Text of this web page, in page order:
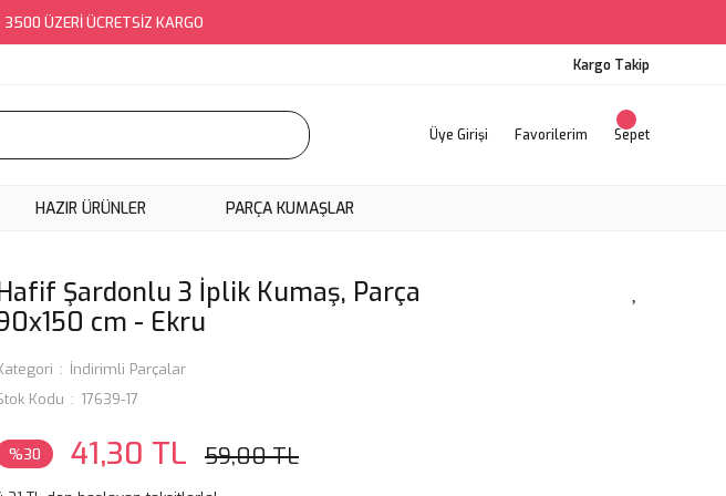
ÜZERİ ÜCRETSİZ KARGO
Kargo Takip
Üye Girişi Favorilerim Sepet
HAZIR ÜRÜNLER PARÇA KUMAŞLAR
Şardonlu 3 İplik Kumaş, Parça
cm - Ekru
İndirimli Parçalar
Kodu
17639-17
%30 41,30 TL 59,00 TL